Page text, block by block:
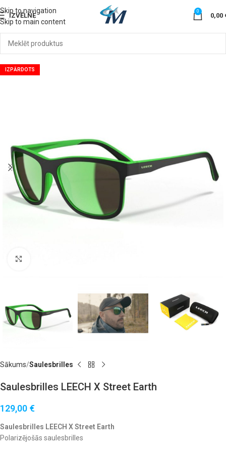
Skip to navigation
Skip to main content
IZVĒLNE
0
0,00
IZPĀRDOTS
Sākums Saulesbrilles
Saulesbrilles LEECH X Street Earth
129,00 €
Saulesbrilles LEECH X Street Earth
Polarizējošās saulesbrilles